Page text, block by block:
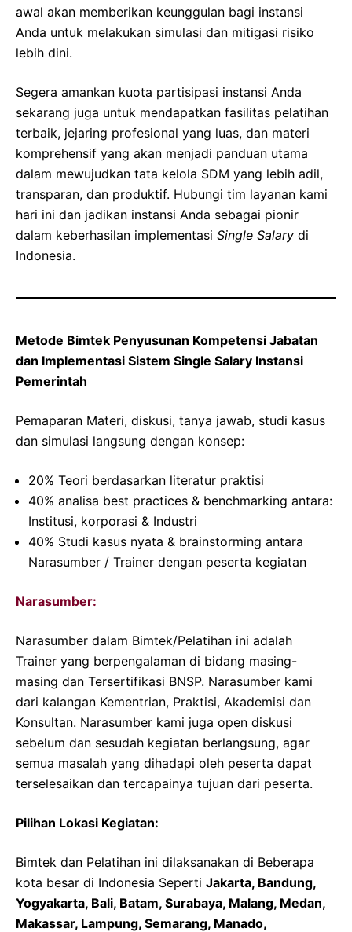
awal akan memberikan keunggulan bagi instansi
Anda untuk melakukan simulasi dan mitigasi risiko
lebih dini.
Segera amankan kuota partisipasi instansi Anda
sekarang juga untuk mendapatkan fasilitas pelatihan
terbaik, jejaring profesional yang luas, dan materi
komprehensif yang akan menjadi panduan utama
dalam mewujudkan tata kelola SDM yang lebih adil,
transparan, dan produktif. Hubungi tim layanan kami
hari ini dan jadikan instansi Anda sebagai pionir
dalam keberhasilan implementasi Single Salary di
Indonesia.
Metode Bimtek Penyusunan Kompetensi Jabatan
dan Implementasi Sistem Single Salary Instansi
Pemerintah
Pemaparan Materi, diskusi, tanya jawab, studi kasus
dan simulasi langsung dengan konsep:
20% Teori berdasarkan literatur praktisi
40% analisa best practices & benchmarking antara:
Institusi, korporasi & Industri
40% Studi kasus nyata & brainstorming antara
Narasumber / Trainer dengan peserta kegiatan
Narasumber:
Narasumber dalam Bimtek/Pelatihan ini adalah
Trainer yang berpengalaman di bidang masing-
masing dan Tersertifikasi BNSP. Narasumber kami
dari kalangan Kementrian, Praktisi, Akademisi dan
Konsultan. Narasumber kami juga open diskusi
sebelum dan sesudah kegiatan berlangsung, agar
semua masalah yang dihadapi oleh peserta dapat
terselesaikan dan tercapainya tujuan dari peserta.
Pilihan Lokasi Kegiatan:
Bimtek dan Pelatihan ini dilaksanakan di Beberapa
kota besar di Indonesia Seperti Jakarta, Bandung,
Yogyakarta, Bali, Batam, Surabaya, Malang, Medan,
Makassar, Lampung, Semarang, Manado,